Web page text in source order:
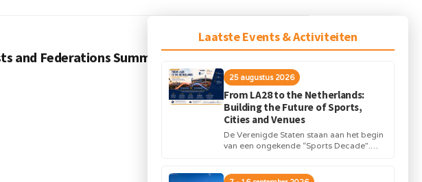
Laatste Events & Activiteiten
25 augustus 2026
From LA28 to the Netherlands:
Building the Future of Sports,
Cities and Venues
De Verenigde Staten staan aan het begin
van een ongekende “Sports Decade”.
infrastructuur...
VOLGEND BERICHT
and Federations Summit 2026, Lausanne